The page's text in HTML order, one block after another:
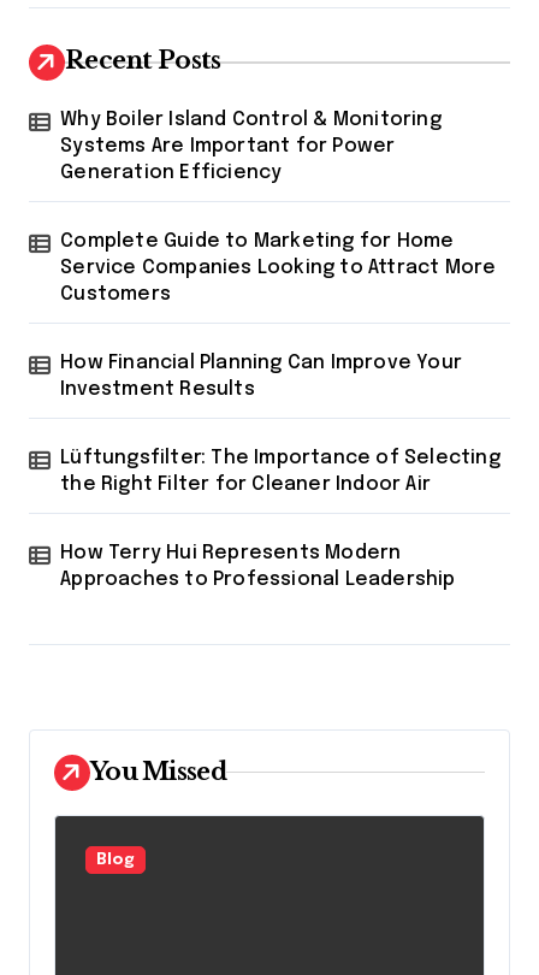
Recent Posts
Why Boiler Island Control & Monitoring
Systems Are Important for Power
Generation Efficiency
Complete Guide to Marketing for Home
Service Companies Looking to Attract More
Customers
How Financial Planning Can Improve Your
Investment Results
Lüftungsfilter: The Importance of Selecting
the Right Filter for Cleaner Indoor Air
How Terry Hui Represents Modern
Approaches to Professional Leadership
You Missed
Blog